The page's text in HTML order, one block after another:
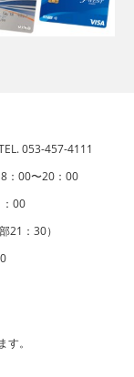
053-457-4111
：00〜20：00
00
21：30）
。